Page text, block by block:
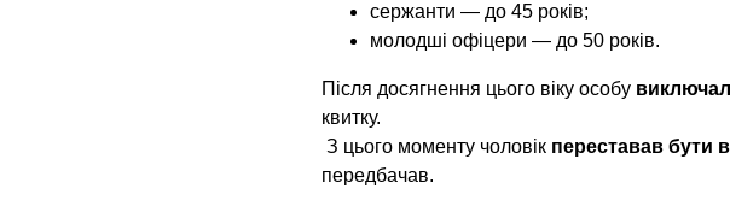
сержанти — до 45 років;
молодші офіцери — до 50 років.
Після досягнення цього віку особу
квитку.
З цього моменту чоловік переставав бути
передбачав.